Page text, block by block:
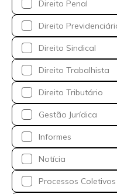
Direito Penal
Direito
Direito Sindical
Direito Trabalhista
Direito Tributário
Gestão Jurídica
Informes
Notícia
Processos Coletivos